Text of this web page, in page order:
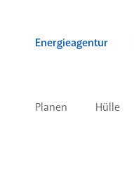
Energieagentur
Planen Hülle